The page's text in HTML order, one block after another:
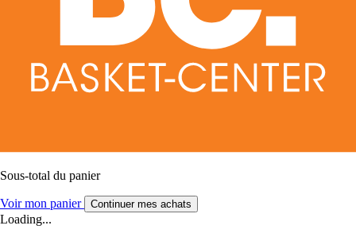
Sous-total du panier
Voir mon panier Continuer mes achats
Loading...